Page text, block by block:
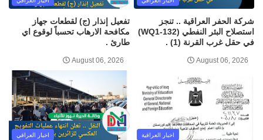
شركة الحفر العراقية .. تنجز
استصلاح البئر النفطي (WQ1-132)
في حقل غرب القرنة (1) .
August 06, 2026
تفعيل إنذار (ج) لقطعات جهاز
مكافحة الارهاب تحسباً لوقوع اي
طارئ .
August 06, 2026
اخبار العراقية اخبار العراقي